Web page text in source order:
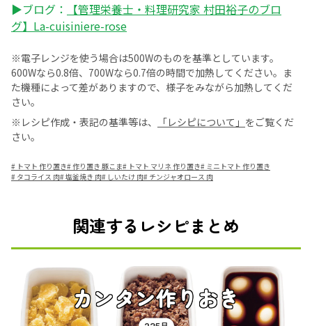
▶ブログ：
【管理栄養士・料理研究家 村田裕子のブロ
グ】La-cuisiniere-rose
※電子レンジを使う場合は500Wのものを基準としています。
600Wなら0.8倍、700Wなら0.7倍の時間で加熱してください。ま
た機種によって差がありますので、様子をみながら加熱してくだ
さい。
※レシピ作成・表記の基準等は、
「レシピについて」 をご覧くだ
さい。
# トマト 作り置き#作り置き 豚こま# トマト マリネ 作り置き# ミニトマト 作り置き
# タコライス 肉#塩釜焼き 肉# しいたけ 肉# チンジャオロース 肉
関連するレシピまとめ
カンタン作りおき